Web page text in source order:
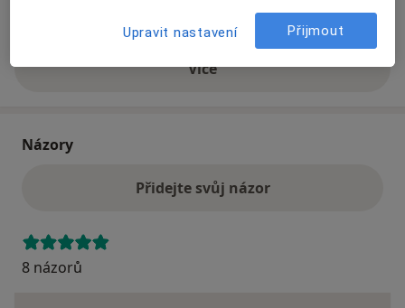
Víceo adrese
Názory
Přidejte svůj názor
8 názorů
Upravit nastavení Přijmout